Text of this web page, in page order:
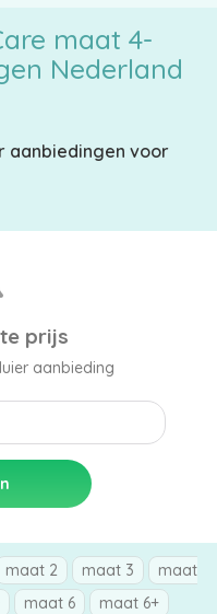
maat 4-
Nederland
aanbiedingen voor
prijs
4-plus luier aanbieding
maat 2 maat 3
maat
maat 6
maat 6+